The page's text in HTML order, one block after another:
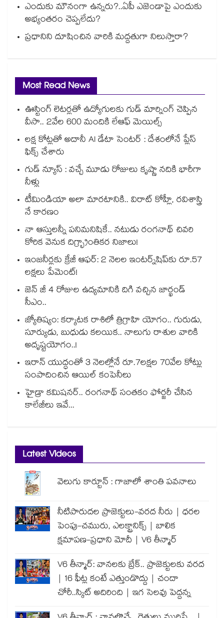
ఎందుకు మౌనంగా ఉన్నరు?..ఏపీ ఎజెండాపై ఎందుకు
అభ్యంతరం చెప్పలేదు?
ప్రధానిని దూషించిన వారికి మద్దతుగా నిలుస్తారా?
Most Read News
ఊస్టింగ్ లెటర్లతో ఉద్యోగులకు గుడ్ మార్నింగ్ చెప్పిన
వీసా.. 2వేల 600 మందికి లేఆఫ్ మెయిల్స్
లక్ష కోట్లతో అదానీ AI డేటా సెంటర్ : దేశంలోనే ప్లేస్
ఫిక్స్ చేశారు
గుడ్ న్యూస్ : వచ్చే మూడు రోజులు కృష్ణా నదికి భారీగా
నీళ్లు
టీమిండియా అలా మారటానికి.. విరాట్ కోహ్లీ, రవిశాస్త్రి
నే కారణం
నా ఆస్తులన్నీ పనిమనిషికే.. నటుడు రంగనాథ్ చివరి
కోరిక వెనుక దిగ్భ్రాంతికర నిజాలు!
ఇంజనీర్లకు క్రేజీ ఆఫర్: 2 నెలల ఇంటర్న్‌షిప్‌కు రూ.57
లక్షలు పేమెంట్!
జెన్ జీ 4 రోజుల ఉద్యమానికి దిగి వచ్చిన జార్ఖండ్
సీఎం..
జ్యోతిష్యం: కర్కాటక రాశిలో త్రిగ్రాహి యోగం.. గురుడు,
సూర్యుడు, బుధుడు కలయిక.. నాలుగు రాశుల వారికి
అదృష్టయోగం..!
ఇరాన్ యుద్ధంతో 3 నెలల్లోనే రూ.7లక్షల 70వేల కోట్లు
సంపాదించిన ఆయిల్ కంపెనీలు
హైడ్రా కమిషనర్.. రంగనాథ్ సంతకం ఫోర్జరీ చేసిన
కాలేజీలు ఇవే...
Latest Videos
వెలుగు కార్టూన్ : గాజాలో శాంతి పవనాలు
నీటిపారుదల ప్రాజెక్టులు-వరద నీరు | ధరల
పెంపు-చమురు, ఎలక్ట్రానిక్స్ | బాలిక
క్షమాపణ-ప్రధాని మోదీ | V6 తీన్మార్
V6 తీన్మార్: వానలకు బ్రేక్.. ప్రాజెక్టులకు వరద
| 16 ఫీట్ల కంటే ఎత్తుండొద్దు | చందా
చోరీ..స్కిట్ అదిరింది | ఇగ సెలవు పెద్దన్న